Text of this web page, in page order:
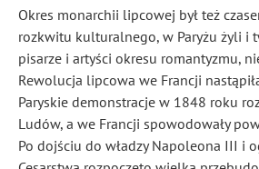
Okres monarchii lipcowej był też
rozkwitu kulturalnego, w Paryżu żyli i
pisarze i artyści okresu romantyzmu,
Rewolucja lipcowa we Francji
Paryskie demonstracje w 1848 roku
Ludów, a we Francji spowodowały
Po dojściu do władzy Napoleona III i